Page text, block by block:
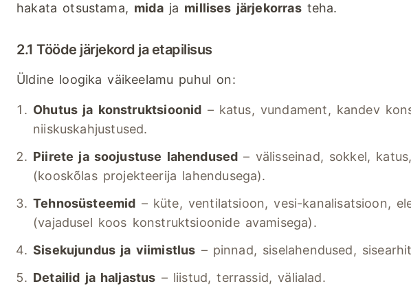
hakata otsustama, midaja millises järjekorrasteha.
2.1 Tööde järjekord ja etapilisus
Üldine loogika väikeelamu puhul on:
Ohutus ja konstruktsioonid – katus, vundament, kandev
niiskuskahjustused.
Piirete ja soojustuse lahendused – välisseinad, sokkel,
(kooskõlas projekteerija lahendusega).
Tehnosüsteemid – küte, ventilatsioon, vesi-kanalisatsioon,
(vajadusel koos konstruktsioonide avamisega).
Sisekujundus ja viimistlus – pinnad, siselahendused,
Detailid ja haljastus – liistud, terrassid, välialad.